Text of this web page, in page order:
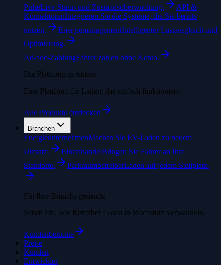
PulseLive-Status und Zustandsüberwachung.
API &
KonnektorenIntegrieren Sie die Systeme, die Sie bereits
nutzen.
EnergiemanagementIntelligenter Lastausgleich und
Optimierung.
Ad-hoc-ZahlungFahrer zahlen ohne Konto.
Die Plattform in Aktion
Eine Plattform für Laden, das einfach funktioniert.
Alle Produkte entdecken
Branchen
EnergieunternehmenMachen Sie EV-Laden zu neuem
Umsatz.
EinzelhandelBringen Sie Fahrer an Ihre
Standorte.
ParkraumbetreiberLaden auf jedem Stellplatz.
Für Ihre Branche gemacht
Sehen Sie, wie Betreiber Laden in Wachstum verwandeln.
Kundenberichte
Preise
Kunden
Entwickler